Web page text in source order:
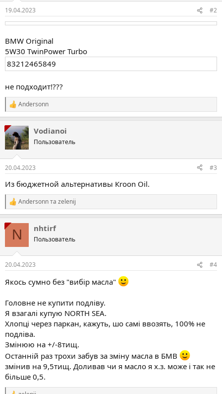
19.04.2023 #2
BMW Original
5W30 TwinPower Turbo
83212465849
не подходит!???
Р
е
а
к
ц
і
Andersonn
Vodianoi
Пользователь
20.04.2023 #3
Из бюджетной альтернативы Кroon Oil.
Р
е
к
Andersonnта zelenij
N nhtirf
Пользователь
20.04.2023 #4
Якось сумно без "вибір масла"
Головне не купити подліву.
Я взагалі купую NORTH SEA.
Хлопці через паркан, кажуть, шо самі ввозять, 100% не
подліва.
Змінюю на +/-8тищ.
Останній раз трохи забув за зміну масла в БМВ
змінив на 9,5тищ. Доливав чи я масло я х.з. може і так не
більше 0,5.